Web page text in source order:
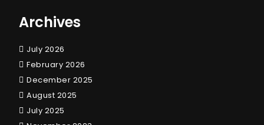
Archives
July 2026
February 2026
December 2025
August 2025
July 2025